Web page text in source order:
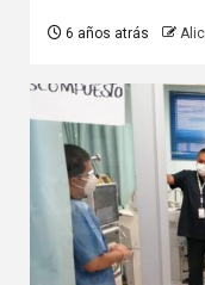
6 años atrás